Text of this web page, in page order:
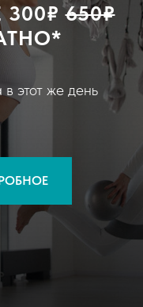
300₽650₽
этот же день